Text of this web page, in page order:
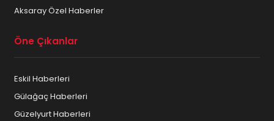
Aksaray Özel Haberler
Öne Çıkanlar
Eskil Haberleri
Gülağaç Haberleri
Güzelyurt Haberleri